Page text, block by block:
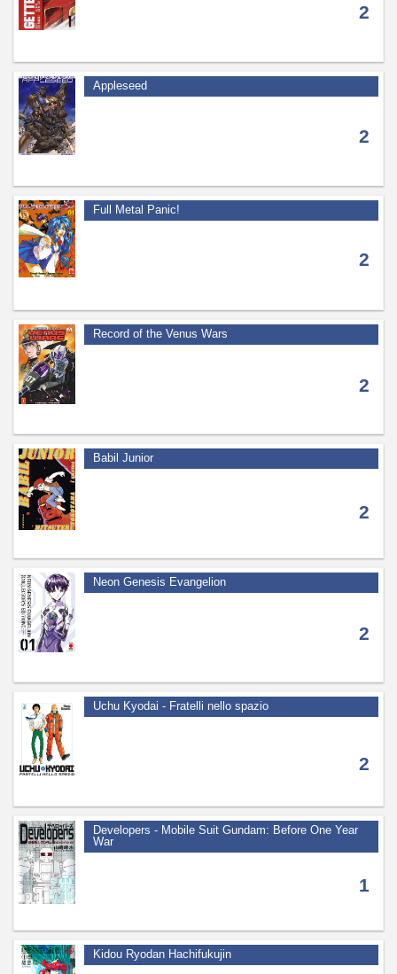
2
Appleseed
2
Full Metal Panic!
2
Record of the Venus Wars
2
Babil Junior
2
Neon Genesis Evangelion
2
Uchu Kyodai - Fratelli nello spazio
2
Developers - Mobile Suit Gundam: Before One Year
War
1
Kidou Ryodan Hachifukujin